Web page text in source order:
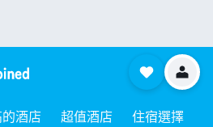
酒店 超值酒店 住宿選擇